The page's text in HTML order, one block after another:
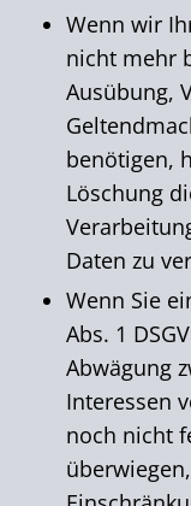
Wenn wir
nicht mehr
Ausübung,
benötigen,
Löschung
Daten zu
Wenn Sie
Abs. 1
Abwägung
Interessen
noch nicht